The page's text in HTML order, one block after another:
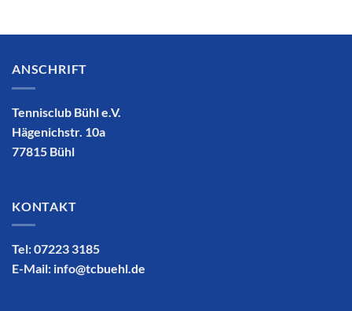
ANSCHRIFT
Tennisclub Bühl e.V.
Hägenichstr. 10a
77815 Bühl
KONTAKT
Tel: 07223 3185
E-Mail: info@tcbuehl.de